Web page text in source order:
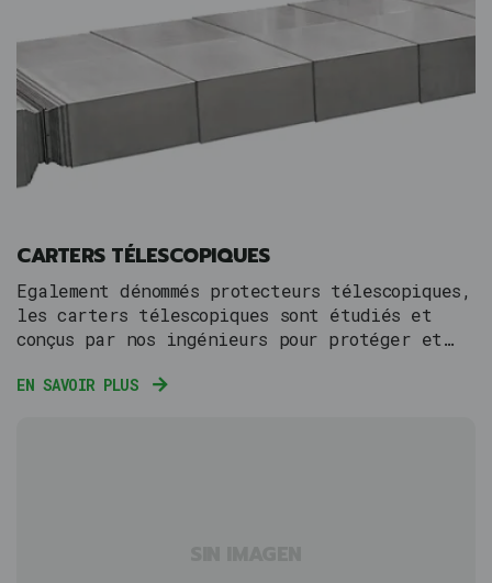
CARTERS TÉLESCOPIQUES
Egalement dénommés protecteurs télescopiques,
les carters télescopiques sont étudiés et
conçus par nos ingénieurs pour protéger et
qui restent à découvert et peuvent être
EN SAVOIR PLUS